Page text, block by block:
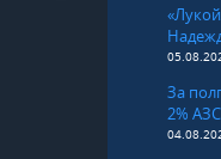
За
2% АЗС